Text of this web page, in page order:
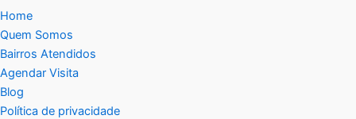
Home
Quem Somos
Bairros Atendidos
Agendar Visita
Blog
Política de privacidade